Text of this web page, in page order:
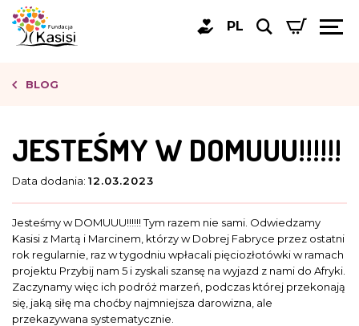
PL
BLOG
JESTEŚMY W DOMUUU!!!!!!
Data dodania: 12.03.2023
Jesteśmy w DOMUUU!!!!!! Tym razem nie sami. Odwiedzamy
Kasisi z Martą i Marcinem, którzy w Dobrej Fabryce przez ostatni
rok regularnie, raz w tygodniu wpłacali pięciozłotówki w ramach
projektu Przybij nam 5 i zyskali szansę na wyjazd z nami do Afryki.
Zaczynamy więc ich podróż marzeń, podczas której przekonają
się, jaką siłę ma choćby najmniejsza darowizna, ale
przekazywana systematycznie.